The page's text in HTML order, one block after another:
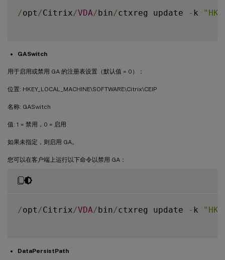
/opt /Citrix/VDA/bin/ctxreg update - k
GASwitch
用于启用或禁用 GA 的注册表设置（默认值 = 0）：
位置: HKEY_LOCAL_MACHINE\SOFTWARE\Citrix\CEIP
名称: GASwitch
值: 1 = 禁用，0 = 启用
如果未指定，则启用 GA。
您可以在客户端上运行以下命令以禁用 GA：
/opt /Citrix/VDA/bin/ctxreg update - k
DataPersistPath